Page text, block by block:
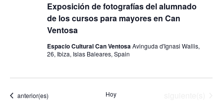
Exposición de fotografías del alumnado
de los cursos para mayores en Can
Ventosa
Espacio Cultural Can VentosaAvinguda d'Ignasi Wallis,
26, Ibiza, Islas Baleares, Spain
Eventos
anterior(es) Hoy